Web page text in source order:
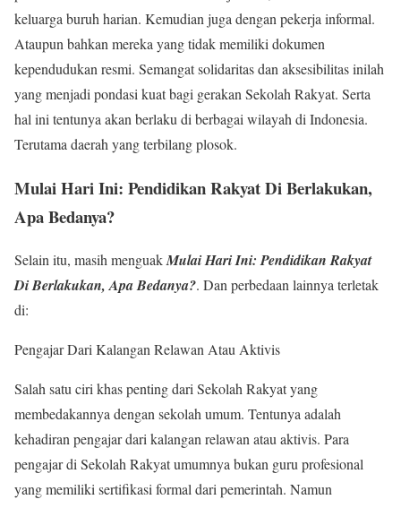
keluarga buruh harian. Kemudian juga dengan pekerja informal.
Ataupun bahkan mereka yang tidak memiliki dokumen
kependudukan resmi. Semangat solidaritas dan aksesibilitas inilah
yang menjadi pondasi kuat bagi gerakan Sekolah Rakyat. Serta
hal ini tentunya akan berlaku di berbagai wilayah di Indonesia.
Terutama daerah yang terbilang plosok.
Mulai Hari Ini: Pendidikan Rakyat Di Berlakukan,
Apa Bedanya?
Selain itu, masih menguakMulai Hari Ini: Pendidikan Rakyat
Di Berlakukan, Apa Bedanya?. Dan perbedaan lainnya terletak
di:
Pengajar Dari Kalangan Relawan Atau Aktivis
Salah satu ciri khas penting dari Sekolah Rakyat yang
membedakannya dengan sekolah umum. Tentunya adalah
kehadiran pengajar dari kalangan relawan atau aktivis. Para
pengajar di Sekolah Rakyat umumnya bukan guru profesional
yang memiliki sertifikasi formal dari pemerintah. Namun